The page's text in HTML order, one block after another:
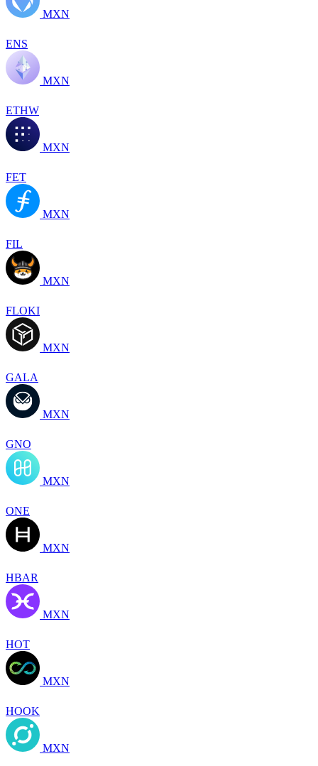
MXN
ENS
MXN
ETHW
MXN
FET
MXN
FIL
MXN
FLOKI
MXN
GALA
MXN
GNO
MXN
ONE
MXN
HBAR
MXN
HOT
MXN
HOOK
MXN